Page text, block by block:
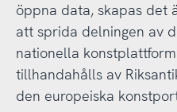
öppna data, skapas det
att sprida delningen av
nationella
tillhandahålls av
den europeiska